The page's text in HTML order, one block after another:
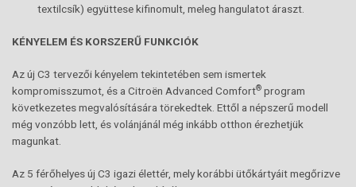
textilcsík) együttese kifinomult, meleg hangulatot áraszt.
KÉNYELEM ÉS KORSZERŰ FUNKCIÓK
Az új C3 tervezői kényelem tekintetében sem ismertek
kompromisszumot, és a Citroën Advanced Comfort® program
következetes megvalósítására törekedtek. Ettől a népszerű modell
még vonzóbb lett, és volánjánál még inkább otthon érezhetjük
magunkat.
Az 5 férőhelyes új C3 igazi élettér, mely korábbi ütőkártyáit megőrizve